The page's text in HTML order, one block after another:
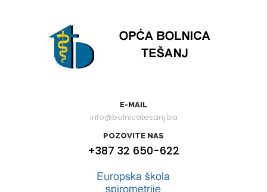
E-MAIL
info@bolnicatesanj.ba
POZOVITE NAS
+387 32 650-622